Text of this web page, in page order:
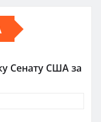
Сенату США за